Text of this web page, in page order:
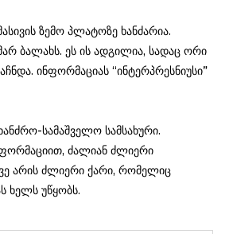
ზემო პლატოზე ხანძარია.
ბალახს. ეს ის ადგილია, სადაც ორი
ინფორმაციას “ინტერპრესნიუსი”
სამაშველო სამსახური.
ძალიან ძლიერი
არის ძლიერი ქარი, რომელიც
ხელს უწყობს.